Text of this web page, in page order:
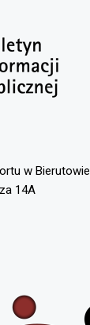
w Bierutowie
14A